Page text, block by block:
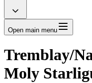
Open main menu
Tremblay/
Moly